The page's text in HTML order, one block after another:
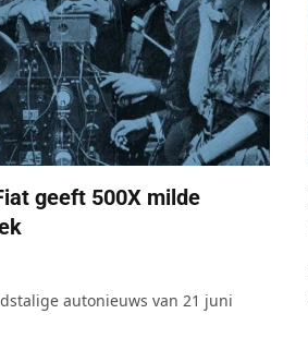
geeft 500X milde
autonieuws van 21 juni